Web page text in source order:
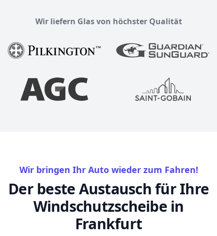
Wir liefern Glas von höchster Qualität
Wir bringen Ihr Auto wieder zum Fahren!
Der beste Austausch für Ihre
Windschutzscheibe in
Frankfurt